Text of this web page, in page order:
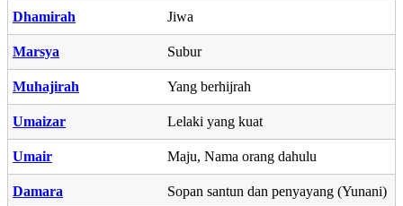
Dhamirah Jiwa
Marsya Subur
Muhajirah Yang berhijrah
Umaizar Lelaki yang kuat
Umair Maju, Nama orang dahulu
Damara Sopan santun dan penyayang (Yunani)